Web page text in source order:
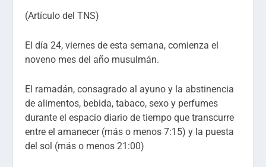
(Artículo del TNS)
El día 24, viernes de esta semana, comienza el
noveno mes del año musulmán.
El ramadán, consagrado al ayuno y la abstinencia
de alimentos, bebida, tabaco, sexo y perfumes
durante el espacio diario de tiempo que transcurre
entre el amanecer (más o menos 7:15) y la puesta
del sol (más o menos 21:00)